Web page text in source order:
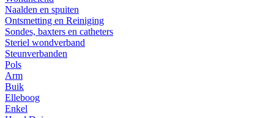
Naalden en spuiten
Ontsmetting en Reiniging
Sondes, baxters en catheters
Steriel wondverband
Steunverbanden
Pols
Arm
Buik
Elleboog
Enkel